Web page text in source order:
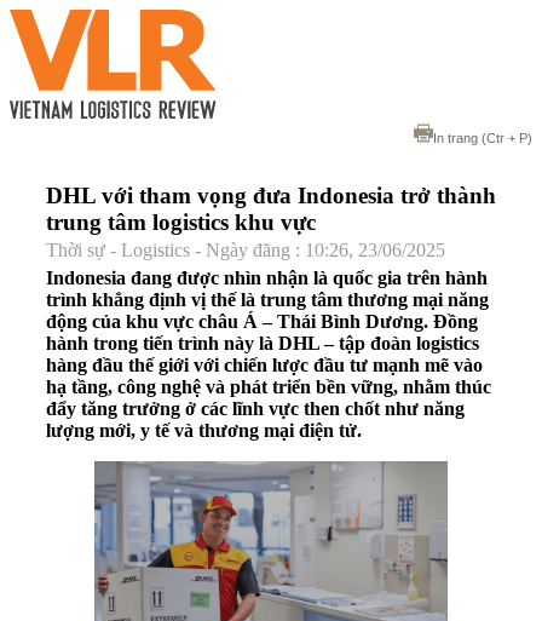
In trang (Ctr + P)
DHL với tham vọng đưa Indonesia trở thành
trung tâm logistics khu vực
Thời sự - Logistics - Ngày đăng : 10:26, 23/06/2025
Indonesia đang được nhìn nhận là quốc gia trên hành
trình khẳng định vị thế là trung tâm thương mại năng
động của khu vực châu Á – Thái Bình Dương. Đồng
hành trong tiến trình này là DHL – tập đoàn logistics
hàng đầu thế giới với chiến lược đầu tư mạnh mẽ vào
hạ tầng, công nghệ và phát triển bền vững, nhằm thúc
đẩy tăng trưởng ở các lĩnh vực then chốt như năng
lượng mới, y tế và thương mại điện tử.